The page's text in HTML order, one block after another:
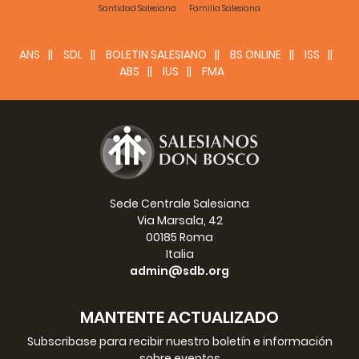
PARTE SECONDA - IL SISTEMA PREVENTIVO
Elementi fondamentali dell’educazione
Capitolo I. Il sistema.
1. L´opuscolo sul Sistema Preventivo.
2. Dichiarazioni di Don Bosco sul suo sistema,
2) Col Prefetto di Torino.
3) Col Maestro Bodrato.
Santidad Salesiana Familia Salesiana
ANS SDL BOLETIN SALESIANO BS ONLINE
ISS
ABS
IUS FMA
Sede Centrale Salesiana
Via Marsala, 42
00185 Roma
Italia
admin@sdb.org
MANTENTE ACTUALIZADO
Subscribase para recibir nuestro boletín e información